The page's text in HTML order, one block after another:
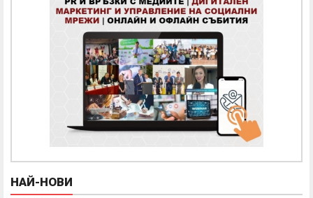
НАЙ-НОВИ